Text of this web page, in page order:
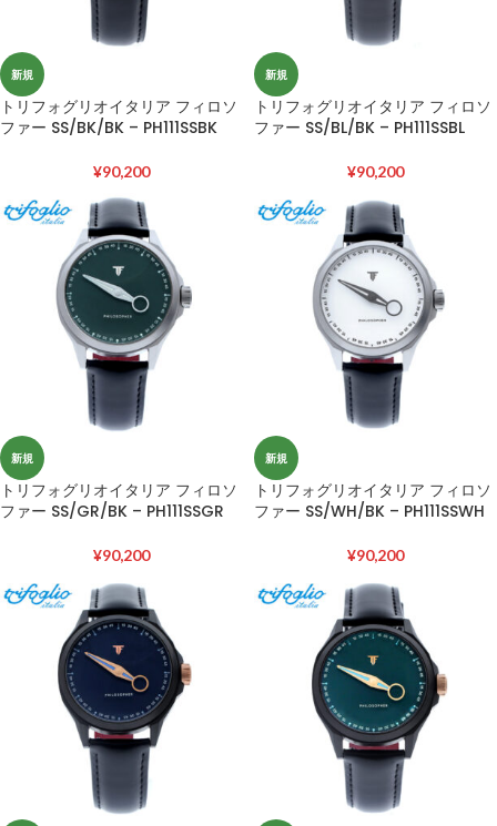
新規
トリフォグリオイタリア フィロソ
ファー SS/BK/BK – PH111SSBK
¥90,200
新規
トリフォグリオイタリア フィロソ
ファー SS/BL/BK – PH111SSBL
¥90,200
新規
トリフォグリオイタリア フィロソ
ファー SS/GR/BK – PH111SSGR
¥90,200
新規
トリフォグリオイタリア フィロソ
ファー SS/WH/BK – PH111SSWH
¥90,200